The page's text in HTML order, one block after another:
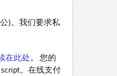
)。我们要求私
在此处。 您的
。在线支付